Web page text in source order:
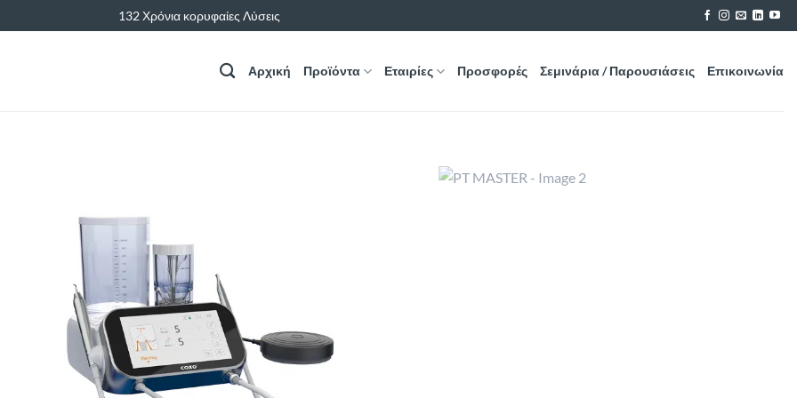
132 Χρόνια κορυφαίες Λύσεις
Αρχική Προϊόντα Εταιρίες Προσφορές Σεμινάρια / Παρουσιάσεις Επικοινωνία